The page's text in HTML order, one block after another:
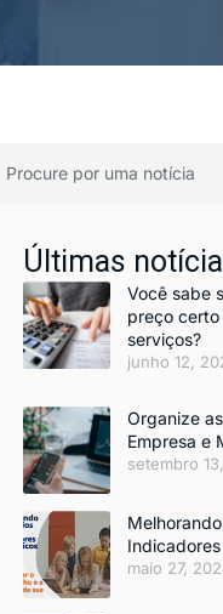
Últimas
Você sabe
preço certo
serviços?
junho 12,
Organize
Empresa e
setembro
maio 27,